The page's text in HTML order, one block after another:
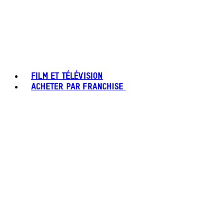
FILM ET TÉLÉVISION
ACHETER PAR FRANCHISE